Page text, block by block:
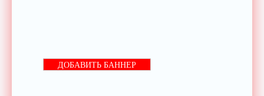
ДОБАВИТЬ БАННЕР